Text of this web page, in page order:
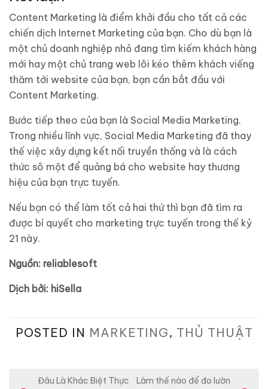
Content Marketing là điểm khởi đầu cho tất cả các
chiến dịch Internet Marketing của bạn. Cho dù bạn là
một chủ doanh nghiệp nhỏ đang tìm kiếm khách hàng
mới hay một chủ trang web lôi kéo thêm khách viếng
thăm tới website của bạn, bạn cần bắt đầu với
Content Marketing.
Bước tiếp theo của bạn là Social Media Marketing.
Trong nhiều lĩnh vực, Social Media Marketing đã thay
thế việc xây dựng kết nối truyền thống và là cách
thức sô một để quảng bá cho website hay thương
hiệu của bạn trực tuyến.
Nếu bạn có thể làm tốt cả hai thứ thì bạn đã tìm ra
được bí quyết cho marketing trực tuyến trong thế kỷ
21 này.
Nguồn: reliablesoft
Dịch bởi: hiSella
POSTED IN MARKETING, THỦ THUẬT
Đâu Là Khác Biệt Thực
Làm thế nào để đo lườn